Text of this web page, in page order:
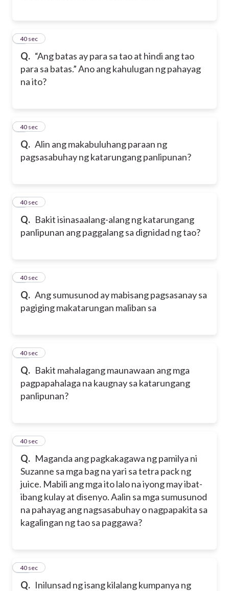
Q. “Ang batas ay para sa tao at hindi ang tao
para sa batas.” Ano ang kahulugan ng pahayag
na ito?
6
40 sec
Q. Alin ang makabuluhang paraan ng
pagsasabuhay ng katarungang panlipunan?
7
40 sec
Q. Bakit isinasaalang-alang ng katarungang
panlipunan ang paggalang sa dignidad ng tao?
8
40 sec
Q. Ang sumusunod ay mabisang pagsasanay sa
pagiging makatarungan maliban sa
9
40 sec
Q. Bakit mahalagang maunawaan ang mga
pagpapahalaga na kaugnay sa katarungang
panlipunan?
10
40 sec
Q. Maganda ang pagkakagawa ng pamilya ni
Suzanne sa mga bag na yari sa tetra pack ng
juice. Mabili ang mga ito lalo na iyong may ibat-
ibang kulay at disenyo. Aalin sa mga sumusunod
na pahayag ang nagsasabuhay o nagpapakita sa
kagalingan ng tao sa paggawa?
11
40 sec
Q. Inilunsad ng isang kilalang kumpanya ng
12
40 sec